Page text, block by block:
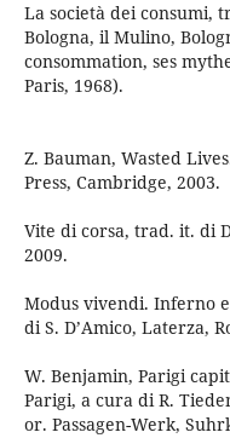
La società dei consumi,
Bologna, il Mulino,
consommation, ses
Paris, 1968).
Z. Bauman, Wasted
Press, Cambridge, 2003.
Vite di corsa, trad. it. di
2009.
Modus vivendi. Inferno
di S. D’Amico, Laterza,
W. Benjamin, Parigi
Parigi, a cura di R.
or. Passagen-Werk,